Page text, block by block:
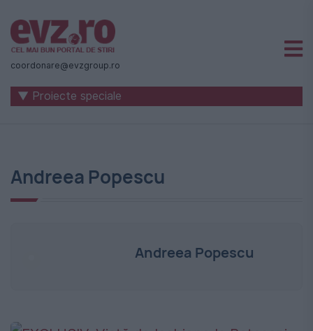
Știri
naționale
internaționale
-
Evenimentul
coordonare@evzgroup.ro
▼ Proiecte speciale
Andreea Popescu
Andreea Popescu